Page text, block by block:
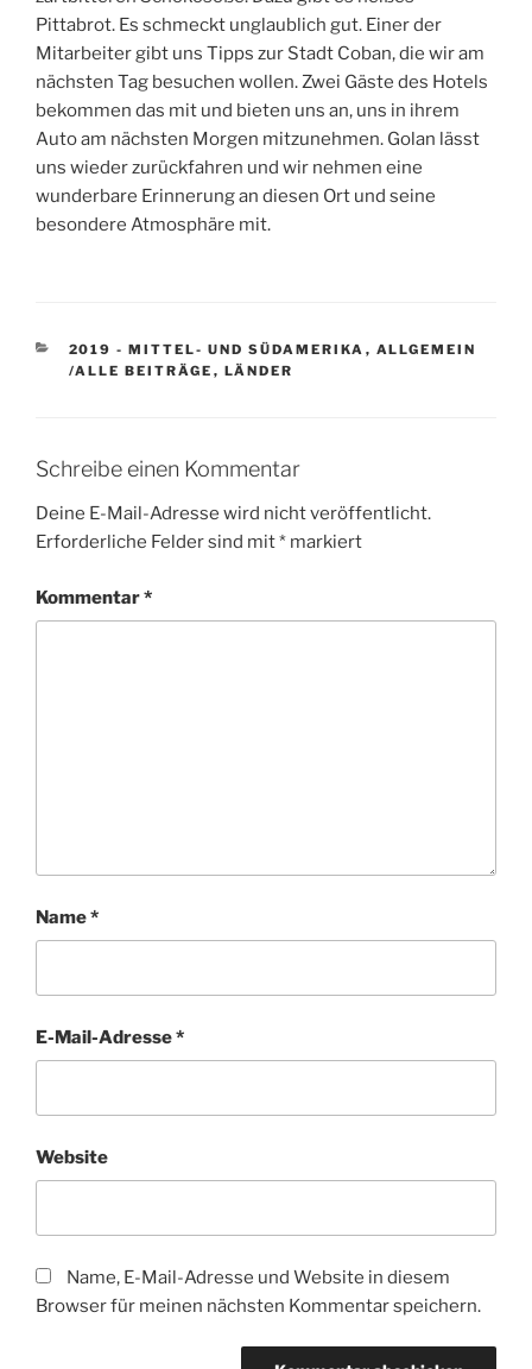
Pittabrot. Es schmeckt unglaublich gut. Einer der
Mitarbeiter gibt uns Tipps zur Stadt Coban, die wir am
nächsten Tag besuchen wollen. Zwei Gäste des Hotels
bekommen das mit und bieten uns an, uns in ihrem
Auto am nächsten Morgen mitzunehmen. Golan lässt
uns wieder zurückfahren und wir nehmen eine
wunderbare Erinnerung an diesen Ort und seine
besondere Atmosphäre mit.
KATEGORIEN
2019 - MITTEL- UND SÜDAMERIKA , ALLGEMEIN
/ALLE BEITRÄGE , LÄNDER
Schreibe einen Kommentar
Deine E-Mail-Adresse wird nicht veröffentlicht.
Erforderliche Felder sind mit* markiert
Kommentar*
Name*
E-Mail-Adresse*
Website
Name, E-Mail-Adresse und Website in diesem
Browser für meinen nächsten Kommentar speichern.